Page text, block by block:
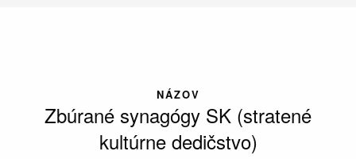
NÁZOV
Zbúrané synagógy SK (stratené
kultúrne dedičstvo)